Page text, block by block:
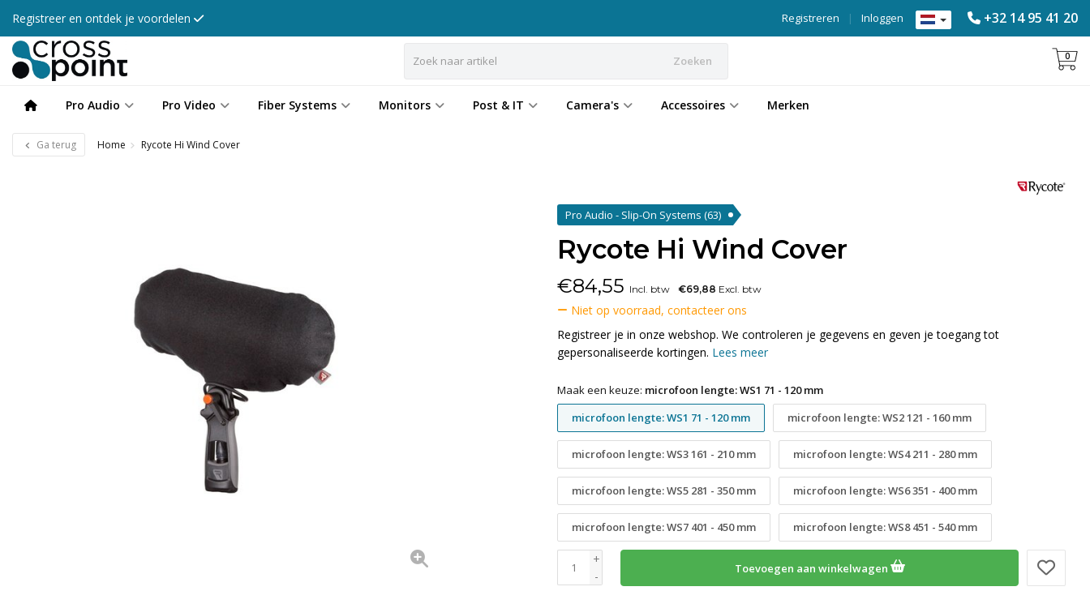
Registreer en ontdek je voordelen +32 14 95 41 20
Inloggen
|
Registreren
Zoeken 0
Pro Audio Pro Video Fiber Systems Monitors Post & IT Camera's Accessoires Merken
Ga terug Home Rycote Hi Wind Cover
Pro Audio - Slip-On Systems (63)
Rycote Hi Wind Cover
€84,55 Incl. btw €69,88 Excl. btw
Niet op voorraad, contacteer ons
Registreer je in onze webshop. We controleren je gegevens en geven je toegang tot
gepersonaliseerde kortingen. Lees meer
Maak een keuze: microfoon lengte: WS1 71 - 120 mm
microfoon lengte: WS1 71 - 120 mm
microfoon lengte: WS2 121 - 160 mm
microfoon lengte: WS3 161 - 210 mm microfoon lengte: WS4 211 - 280 mm
microfoon lengte: WS5 281 - 350 mm microfoon lengte: WS6 351 - 400 mm
microfoon lengte: WS7 401 - 450 mm microfoon lengte: WS8 451 - 540 mm
+
-
Toevoegen aan winkelwagen